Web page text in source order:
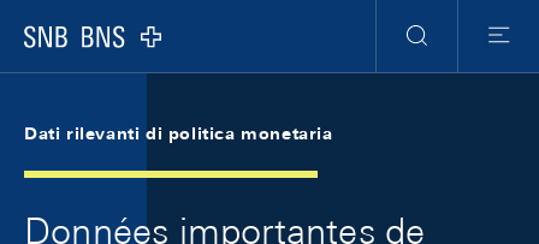
Logo
Ricerca
Menu
Dati rilevanti di politica monetaria
Données importantes de